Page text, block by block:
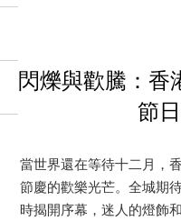
閃爍與歡騰：香
節
當世界還在等待十二月，
節慶的歡樂光芒。全城期
時揭開序幕，迷人的燈飾